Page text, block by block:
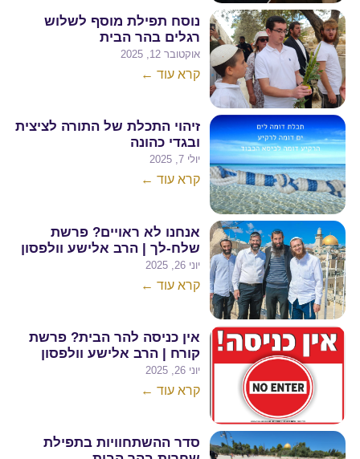
נוסח תפילת מוסף לשלוש
רגלים בהר הבית
אוקטובר 12, 2025
קרא עוד ←
זיהוי התכלת של התורה לציצית
ובגדי כהונה
יולי 7, 2025
קרא עוד ←
אנחנו לא ראויים? פרשת
שלח-לך | הרב אלישע וולפסון
יוני 26, 2025
קרא עוד ←
אין כניסה להר הבית? פרשת
קורח | הרב אלישע וולפסון
יוני 26, 2025
קרא עוד ←
סדר ההשתחוויות בתפילת